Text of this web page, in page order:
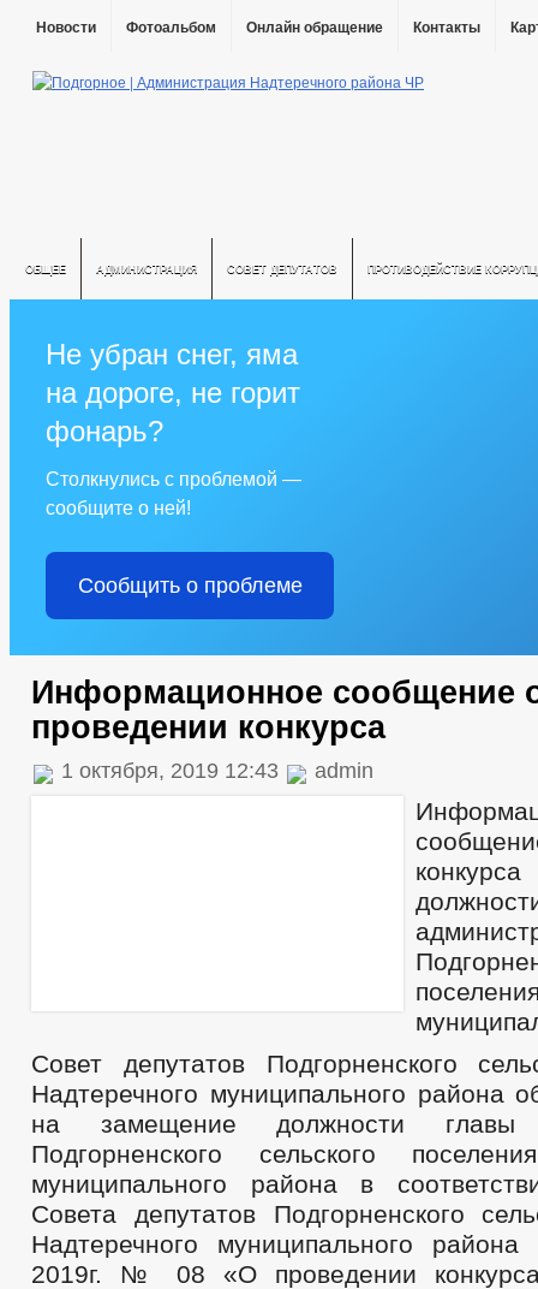
Новости Фотоальбом Онлайн обращение Контакты
ОБЩЕЕ АДМИНИСТРАЦИЯ СОВЕТ ДЕПУТАТОВ ПРОТИВОДЕЙСТВИЕ
Не убран снег, яма
на дороге, не горит
фонарь?
Столкнулись с проблемой —
сообщите о ней!
Сообщить о проблеме
Информационное сообщение
проведении конкурса
1 октября, 2019 12:43 admin
Совет депутатов Подгорненского
Надтеречного муниципального района
на замещение должности главы
Подгорненского сельского
муниципального района в
Совета депутатов Подгорненского
Надтеречного муниципального
2019г. № 08 «О проведении